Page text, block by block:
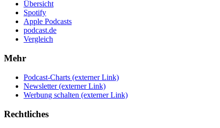
Übersicht
Spotify
Apple Podcasts
podcast.de
Vergleich
Mehr
Podcast-Charts (externer Link)
Newsletter (externer Link)
Werbung schalten (externer Link)
Rechtliches